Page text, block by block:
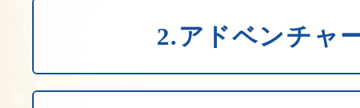
2.アドベンチャ